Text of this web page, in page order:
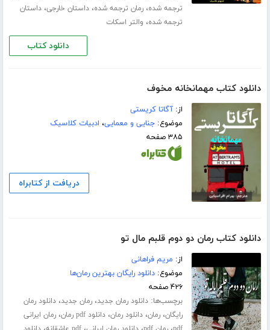
ترجمه شده،رمان ترجمه شده،داستان خارجی،داستان
ترجمه شده، والتر اسکات
دانلود کتاب
دانلود کتاب مهمانخانه مخوف
از:آگاتا کریستی
موضوع:جنایی و معمایی، ادبیات کلاسیک
۳۸۵ صفحه
دریافت از کتابراه
دانلود کتاب رمان دو دوم قلبم مال تو
از: مریم فراهانی
موضوع:دانلود رایگان بهترین رمان‌ها
۴۲۶ صفحه
برچسب‌ها:دانلود رمان جدید،رمان جدید،دانلود رمان
رایگان،رمان،دانلود رمان،دانلود pdf رمان ،رمان ایرانی